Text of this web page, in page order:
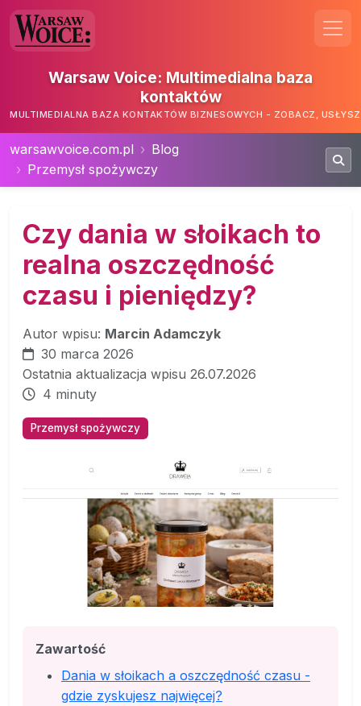
Warsaw Voice: Multimedialna baza
kontaktów
MULTIMEDIALNA BAZA KONTAKTÓW BIZNESOWYCH - ZOBACZ,
warsawvoice.com.pl
Blog
Przemysł spożywczy
Czy dania w słoikach to
realna oszczędność
czasu i pieniędzy?
Autor wpisu: Marcin Adamczyk
30 marca 2026
Ostatnia aktualizacja wpisu 26.07.2026
4 minuty
Przemysł spożywczy
Zawartość
Dania w słoikach a oszczędność czasu -
gdzie zyskujesz najwięcej?